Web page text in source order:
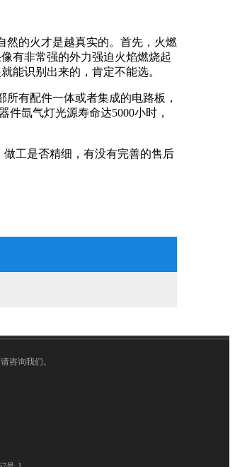
然的火才是越真实的。首先，火燃
有非常强的外力强迫火焰燃烧起
能识别出来的，肯定不能选。
有配件一体或者集成的电路板，
氙气灯光源寿命达5000小时，
工是否精细，有没有完善的售后
咨询我们。